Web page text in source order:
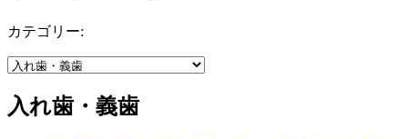
カテゴリー:
入れ歯・義歯